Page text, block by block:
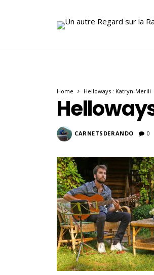
Home Helloways : Katryn-Merili
CARNETSDERANDO 0